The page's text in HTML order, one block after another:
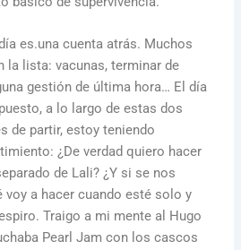
es.una cuenta atrás. Muchos
la lista: vacunas, terminar de
gestión de última hora… El día
a lo largo de estas dos
de partir, estoy teniendo
¿De verdad quiero hacer
de Lali? ¿Y si se nos
voy a hacer cuando esté solo y
Traigo a mi mente al Hugo
Pearl Jam con los cascos